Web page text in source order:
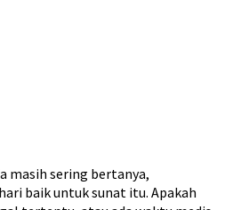
masih sering bertanya,
baik untuk sunat itu. Apakah